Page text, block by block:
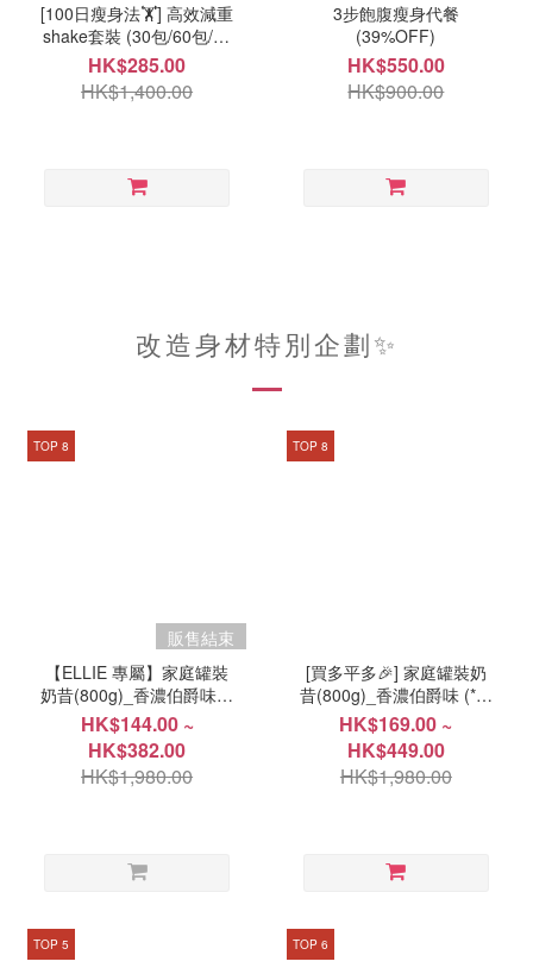
[100日瘦身法🏋️] 高效減重
shake套裝 (30包/60包/90
包自選)
HK$285.00
HK$1,400.00
3步飽腹瘦身代餐
(39%OFF)
HK$550.00
HK$900.00
改造身材特別企劃✨
TOP 8
販售結束
【ELLIE 專屬】家庭罐裝
奶昔(800g)_香濃伯爵味 (*
產品效期 2026年9月18日)
HK$144.00 ~
HK$382.00
HK$1,980.00
TOP 8
[買多平多🎉] 家庭罐裝奶
昔(800g)_香濃伯爵味 (*產
品效期 2026年9月18日)
HK$169.00 ~
HK$449.00
HK$1,980.00
TOP 5 TOP 6